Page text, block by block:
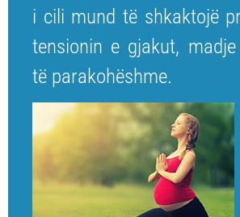
i cili mund të shkaktojë
tensionin e gjakut,
të parakohëshme.